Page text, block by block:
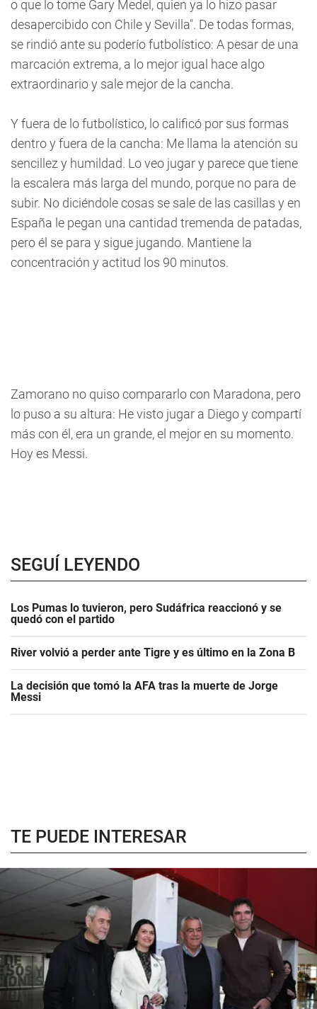
o que lo tome Gary Medel, quien ya lo hizo pasar
desapercibido con Chile y Sevilla". De todas formas,
se rindió ante su poderío futbolístico: A pesar de una
marcación extrema, a lo mejor igual hace algo
extraordinario y sale mejor de la cancha.
Y fuera de lo futbolístico, lo calificó por sus formas
dentro y fuera de la cancha: Me llama la atención su
sencillez y humildad. Lo veo jugar y parece que tiene
la escalera más larga del mundo, porque no para de
subir. No diciéndole cosas se sale de las casillas y en
España le pegan una cantidad tremenda de patadas,
pero él se para y sigue jugando. Mantiene la
concentración y actitud los 90 minutos.
Zamorano no quiso compararlo con Maradona, pero
lo puso a su altura: He visto jugar a Diego y compartí
más con él, era un grande, el mejor en su momento.
Hoy es Messi.
SEGUÍ LEYENDO
Los Pumas lo tuvieron, pero Sudáfrica reaccionó y se
quedó con el partido
River volvió a perder ante Tigre y es último en la Zona B
La decisión que tomó la AFA tras la muerte de Jorge
Messi
TE PUEDE INTERESAR